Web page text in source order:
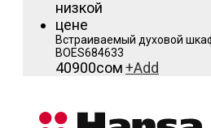
Встраиваемый духовой
BOES684633
40900сом+Add